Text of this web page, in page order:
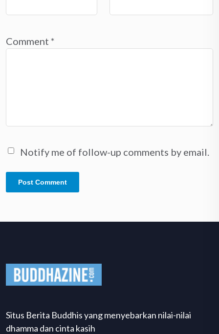
Comment *
Notify me of follow-up comments by email.
Situs Berita Buddhis yang menyebarkan nilai-nilai
dhamma dan cinta kasih